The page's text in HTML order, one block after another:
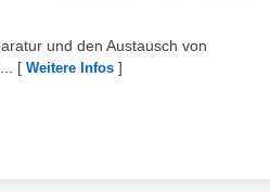
und den Austausch von
[ Weitere Infos ]